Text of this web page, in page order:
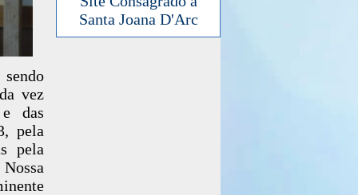
vez
das
pela
pela
Santa Joana D'Arc